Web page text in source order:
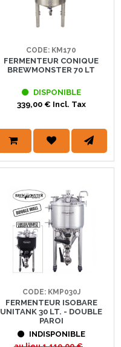
CODE: KM170
FERMENTEUR CONIQUE
BREWMONSTER 70 LT
DISPONIBLE
339,00 € Incl. Tax
CODE: KMP030J
FERMENTEUR ISOBARE
UNITANK 30 LT. - DOUBLE
PAROI
INDISPONIBLE